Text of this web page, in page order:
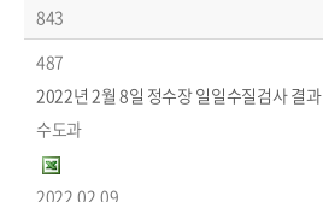
843
487
2022년 2월 8일 정수장 일일수질검사 결과
수도과
2022.02.09